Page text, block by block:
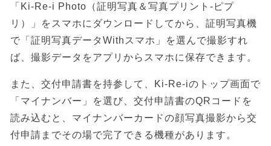
「Ki-Re-i Photo（証明写真＆写真プリント-ピプ
リ）」をスマホにダウンロードしてから、証明写真機
で「証明写真データWithスマホ」を選んで撮影すれ
ば、撮影データをアプリからスマホに保存できます。
また、交付申請書を持参して、Ki-Re-iのトップ画面で
「マイナンバー」を選び、交付申請書のQRコードを
読み込むと、マイナンバーカードの顔写真撮影から交
付申請までその場で完了できる機種があります。